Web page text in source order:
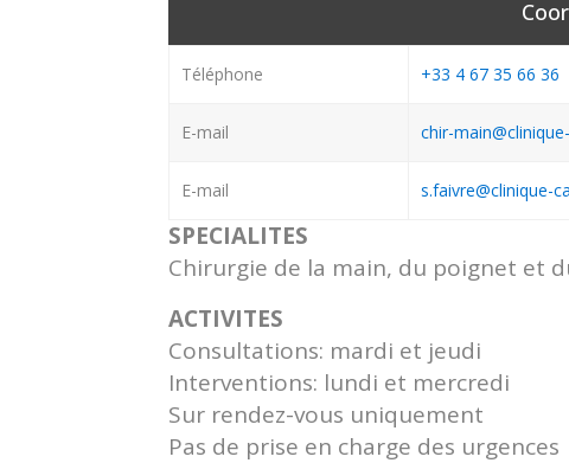
Téléphone +33 4 67 35 66 36
E-mail chir-
E-mail s.faivre@clinique-
SPECIALITES
Chirurgie de la main, du poignet et
ACTIVITES
Consultations: mardi et jeudi
Interventions: lundi et mercredi
Sur rendez-vous uniquement
Pas de prise en charge des urgences